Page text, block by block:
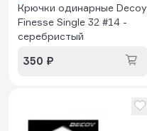
Крючки одинарные Decoy
Finesse Single 32 #14 -
серебристый
350 ₽